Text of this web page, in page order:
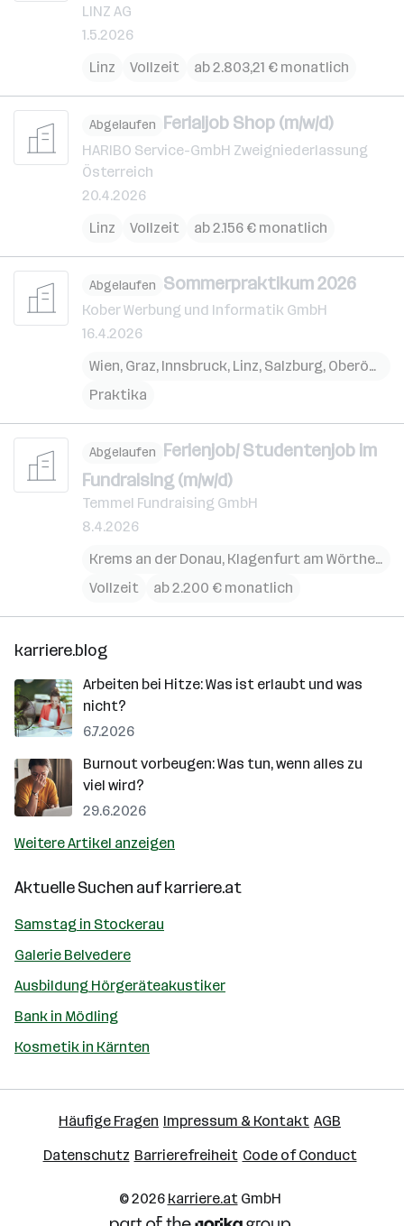
LINZ AG
1.5.2026
Linz
Vollzeit ab 2.803,21 € monatlich
Abgelaufen Ferialjob Shop (m/w/d)
HARIBO Service-GmbH Zweigniederlassung
Österreich
20.4.2026
Linz
Vollzeit ab 2.156 € monatlich
Abgelaufen Sommerpraktikum 2026
Kober Werbung und Informatik GmbH
16.4.2026
Wien, Graz, Innsbruck, Linz, Salzburg, Oberösterreich
Praktika
Abgelaufen Ferienjob/ Studentenjob im
Fundraising (m/w/d)
Temmel Fundraising GmbH
8.4.2026
Krems an der Donau, Klagenfurt am Wörthersee
Vollzeit
ab 2.200 € monatlich
karriere.blog
Arbeiten bei Hitze: Was ist erlaubt und was
nicht?
6.7.2026
Burnout vorbeugen: Was tun, wenn alles zu
viel wird?
29.6.2026
Weitere Artikel anzeigen
Aktuelle Suchen aufkarriere.at
Samstag in Stockerau
Galerie Belvedere
Ausbildung Hörgeräteakustiker
Bank in Mödling
Kosmetik in Kärnten
Häufige Fragen Impressum & Kontakt AGB
Datenschutz Barrierefreiheit Code of Conduct
© 2026 karriere.at GmbH